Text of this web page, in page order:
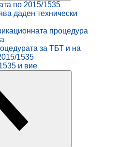
по 2015/1535
даден технически
процедура
за ТБТ и на
1535
и вие